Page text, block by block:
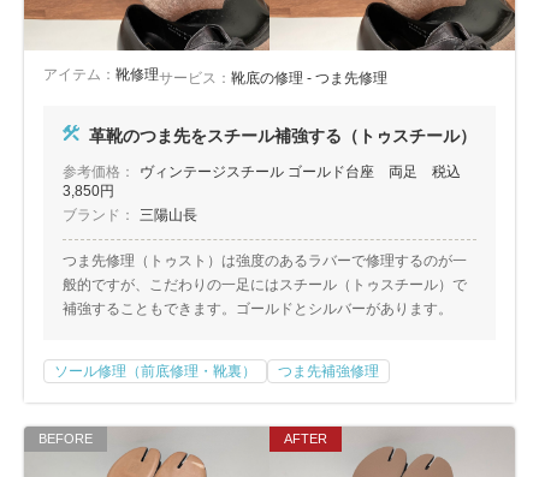
アイテム： 靴修理サービス： 靴底の修理 - つま先修理
革靴のつま先をスチール補強する（トゥスチール）
参考価格：
ヴィンテージスチール ゴールド台座 両足 税込
3,850円
ブランド：
三陽山長
つま先修理（トゥスト）は強度のあるラバーで修理するのが一
般的ですが、こだわりの一足にはスチール（トゥスチール）で
補強することもできます。ゴールドとシルバーがあります。
ソール修理（前底修理・靴裏） つま先補強修理